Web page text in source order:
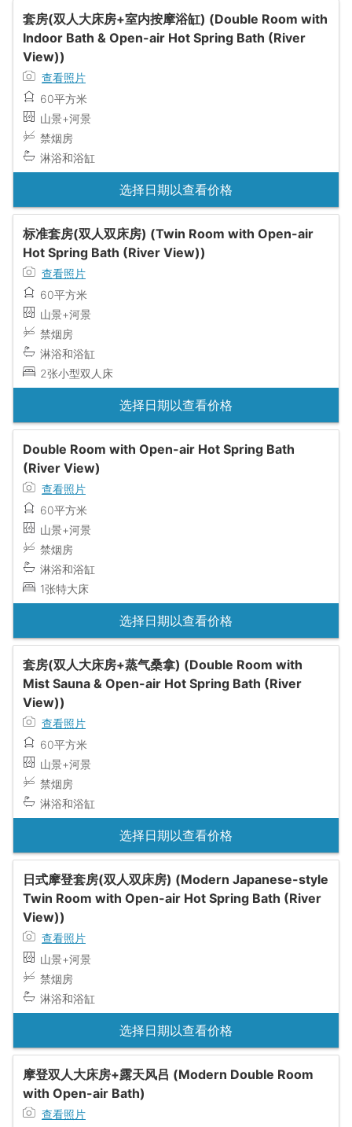
套房(双人大床房+室内按摩浴缸) (Double Room with
Indoor Bath & Open-air Hot Spring Bath (River
View))
查看照片
60平方米
山景+河景
禁烟房
淋浴和浴缸
选择日期以查看价格
标准套房(双人双床房) (Twin Room with Open-air
Hot Spring Bath (River View))
查看照片
60平方米
山景+河景
禁烟房
淋浴和浴缸
2张小型双人床
选择日期以查看价格
Double Room with Open-air Hot Spring Bath
(River View)
查看照片
60平方米
山景+河景
禁烟房
淋浴和浴缸
1张特大床
选择日期以查看价格
套房(双人大床房+蒸气桑拿) (Double Room with
Mist Sauna & Open-air Hot Spring Bath (River
View))
查看照片
60平方米
山景+河景
禁烟房
淋浴和浴缸
选择日期以查看价格
日式摩登套房(双人双床房) (Modern Japanese-style
Twin Room with Open-air Hot Spring Bath (River
View))
查看照片
山景+河景
禁烟房
淋浴和浴缸
选择日期以查看价格
摩登双人大床房+露天风吕 (Modern Double Room
with Open-air Bath)
查看照片